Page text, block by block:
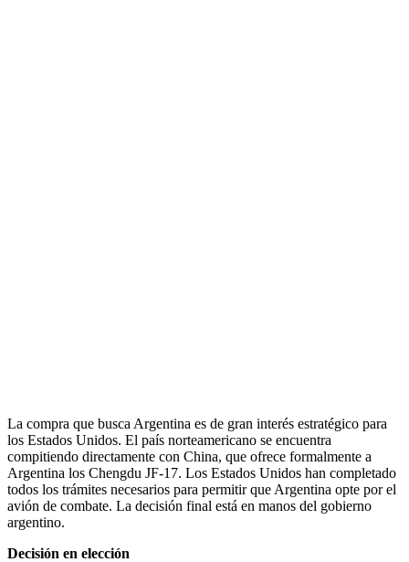
La compra que busca Argentina es de gran interés estratégico para
los Estados Unidos. El país norteamericano se encuentra
compitiendo directamente con China, que ofrece formalmente a
Argentina los Chengdu JF-17. Los Estados Unidos han completado
todos los trámites necesarios para permitir que Argentina opte por el
avión de combate. La decisión final está en manos del gobierno
argentino.
Decisión en elección